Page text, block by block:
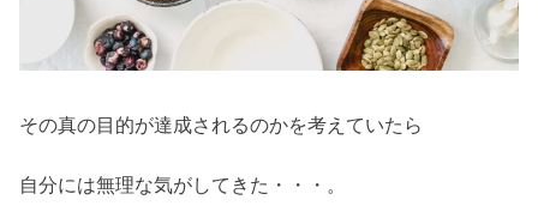
その真の目的が達成されるのかを考えていたら
自分には無理な気がしてきた・・・。